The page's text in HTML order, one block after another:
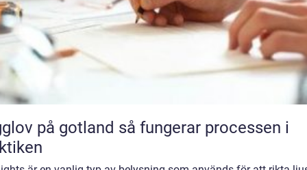
gotland så fungerar processen i